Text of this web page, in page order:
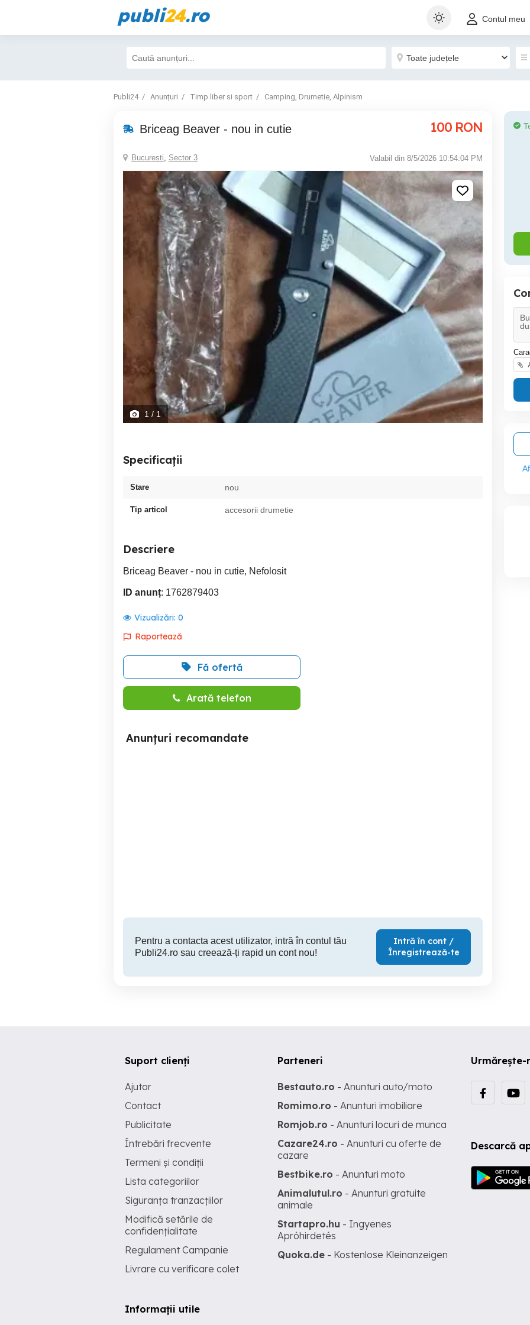
publi24.ro Contul meu
Publi24 Anunțuri Timp liber si sport Camping, Drumetie, Alpinism
Briceag Beaver - nou in cutie 100 RON
Bucuresti, Sector 3 Valabil din 8/5/2026 10:54:04 PM
1 / 1
Specificații
Stare nou
Tip articol accesorii drumetie
Descriere
Briceag Beaver - nou in cutie, Nefolosit
ID anunț: 1762879403
Vizualizări: 0
Raportează
Fă ofertă
Arată telefon
Anunțuri recomandate
Pentru a contacta acest utilizator, intră în contul tău
Publi24.ro sau creează-ți rapid un cont nou!
Intră în cont /
Înregistrează-te
Urmărește-
Descarcă
Suport clienți
Ajutor
Contact
Publicitate
Întrebări frecvente
Termeni și condiții
Lista categoriilor
Siguranța tranzacțiilor
Modifică setările de
confidențialitate
Regulament Campanie
Livrare cu verificare colet
Informații utile
Parteneri
Bestauto.ro - Anunturi auto/moto
Romimo.ro - Anunturi imobiliare
Romjob.ro - Anunturi locuri de munca
Cazare24.ro - Anunturi cu oferte de
cazare
Bestbike.ro - Anunturi moto
Animalutul.ro - Anunturi gratuite
animale
Startapro.hu - Ingyenes
Apróhirdetés
Quoka.de - Kostenlose Kleinanzeigen